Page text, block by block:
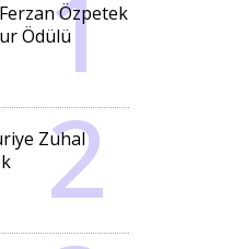
Özpetek
Ödülü
Zuhal